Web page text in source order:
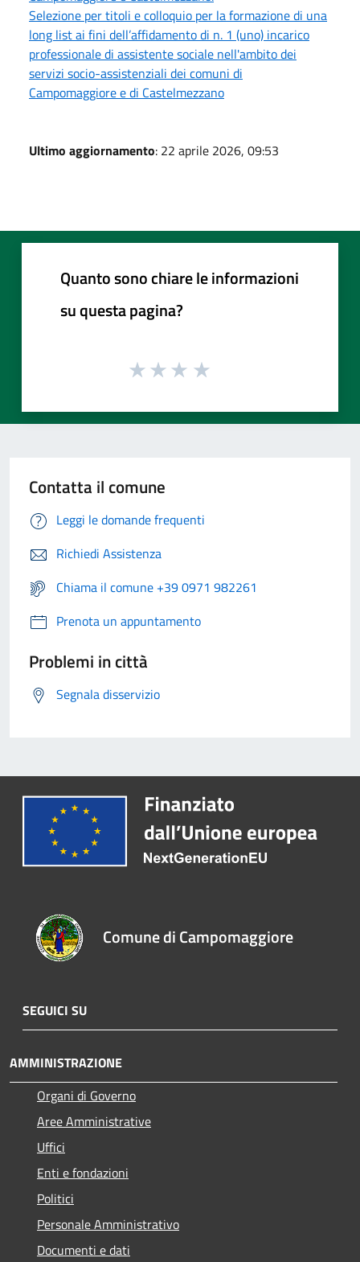
Selezione per titoli e colloquio per la formazione di una
long list ai fini dell’affidamento di n. 1 (uno) incarico
professionale di assistente sociale nell'ambito dei
servizi socio-assistenziali dei comuni di
Campomaggiore e di Castelmezzano
Ultimo aggiornamento: 22 aprile 2026, 09:53
Quanto sono chiare le informazioni
su questa pagina?
Contatta il comune
Leggi le domande frequenti
Richiedi Assistenza
Chiama il comune +39 0971 982261
Prenota un appuntamento
Problemi in città
Segnala disservizio
Comune di Campomaggiore
SEGUICI SU
AMMINISTRAZIONE
Organi di Governo
Aree Amministrative
Uffici
Enti e fondazioni
Politici
Personale Amministrativo
Documenti e dati